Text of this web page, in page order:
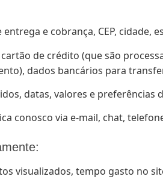
entrega e cobrança, CEP, cidade,
de crédito (que são
dados bancários para
datas, valores e preferências
conosco via e-mail, chat,
visualizados, tempo gasto no